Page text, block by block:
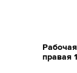
правая